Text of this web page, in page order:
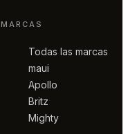
MARCAS
Todas las marcas
maui
Apollo
Britz
Mighty